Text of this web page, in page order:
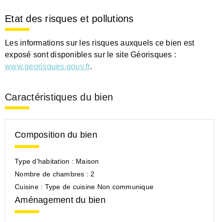
Etat des risques et pollutions
Les informations sur les risques auxquels ce bien est
exposé sont disponibles sur le site Géorisques :
www.georisques.gouv.fr.
Caractéristiques du bien
Composition du bien
Type d'habitation : Maison
Nombre de chambres : 2
Cuisine : Type de cuisine Non communique
Aménagement du bien